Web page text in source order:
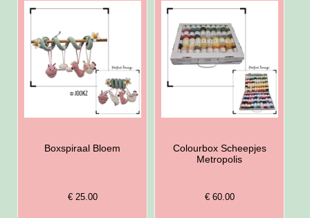
Boxspiraal Bloem
€ 25.00
Colourbox Scheepjes
Metropolis
€ 60.00